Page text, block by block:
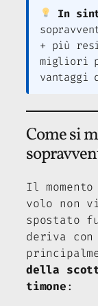
In
+ più
migliori
vantaggi
Come si
Il
volo non
spostato
deriva
della
timone: